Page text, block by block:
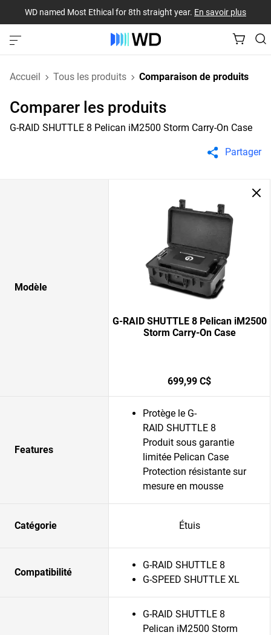
WD named Most Ethical for 8th straight year. En savoir plus
Accueil Tous les produits Comparaison de produits
Comparer les produits
G-RAID SHUTTLE 8 Pelican iM2500 Storm Carry-On Case
Partager
Modèle
G-RAID SHUTTLE 8 Pelican iM2500
Storm Carry-On Case
699,99 C$
Features
Protège le G-
RAID SHUTTLE 8
Produit sous garantie
limitée Pelican Case
Protection résistante sur
mesure en mousse
Catégorie Étuis
Compatibilité
G-RAID SHUTTLE 8
G-SPEED SHUTTLE XL
G-RAID SHUTTLE 8
Pelican iM2500 Storm